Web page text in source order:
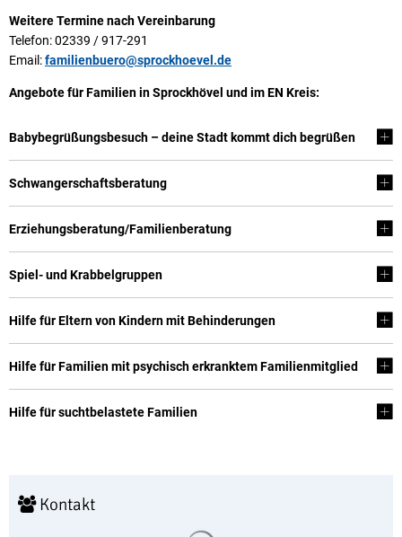
Weitere Termine nach Vereinbarung
Telefon: 02339 / 917-291
Email:familienbuero@sprockhoevel.de
Angebote für Familien in Sprockhövel und im EN Kreis:
Babybegrüßungsbesuch – deine Stadt kommt dich begrüßen
Schwangerschaftsberatung
Erziehungsberatung/Familienberatung
Spiel- und Krabbelgruppen
Hilfe für Eltern von Kindern mit Behinderungen
Hilfe für Familien mit psychisch erkranktem Familienmitglied
Hilfe für suchtbelastete Familien
Kontakt